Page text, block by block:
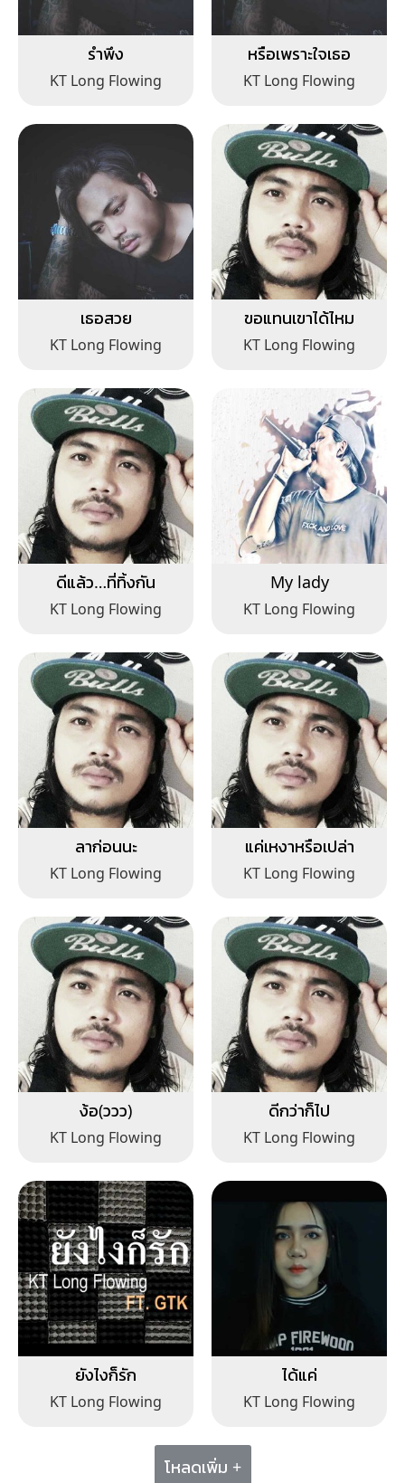
รำพึง
KT Long Flowing
หรือเพราะใจเธอ
KT Long Flowing
เธอสวย
KT Long Flowing
ขอแทนเขาได้ไหม
KT Long Flowing
ดีแล้ว…ที่ทิ้งกัน
KT Long Flowing
My lady
KT Long Flowing
ลาก่อนนะ
KT Long Flowing
แค่เหงาหรือเปล่า
KT Long Flowing
ง้อ(ววว)
KT Long Flowing
ดีกว่าก็ไป
KT Long Flowing
ยังไงก็รัก
KT Long Flowing
ได้แค่
KT Long Flowing
โหลดเพิ่ม +